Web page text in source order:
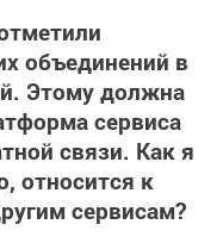
объединений в
Этому должна
сервиса
связи. Как я
относится к
сервисам?